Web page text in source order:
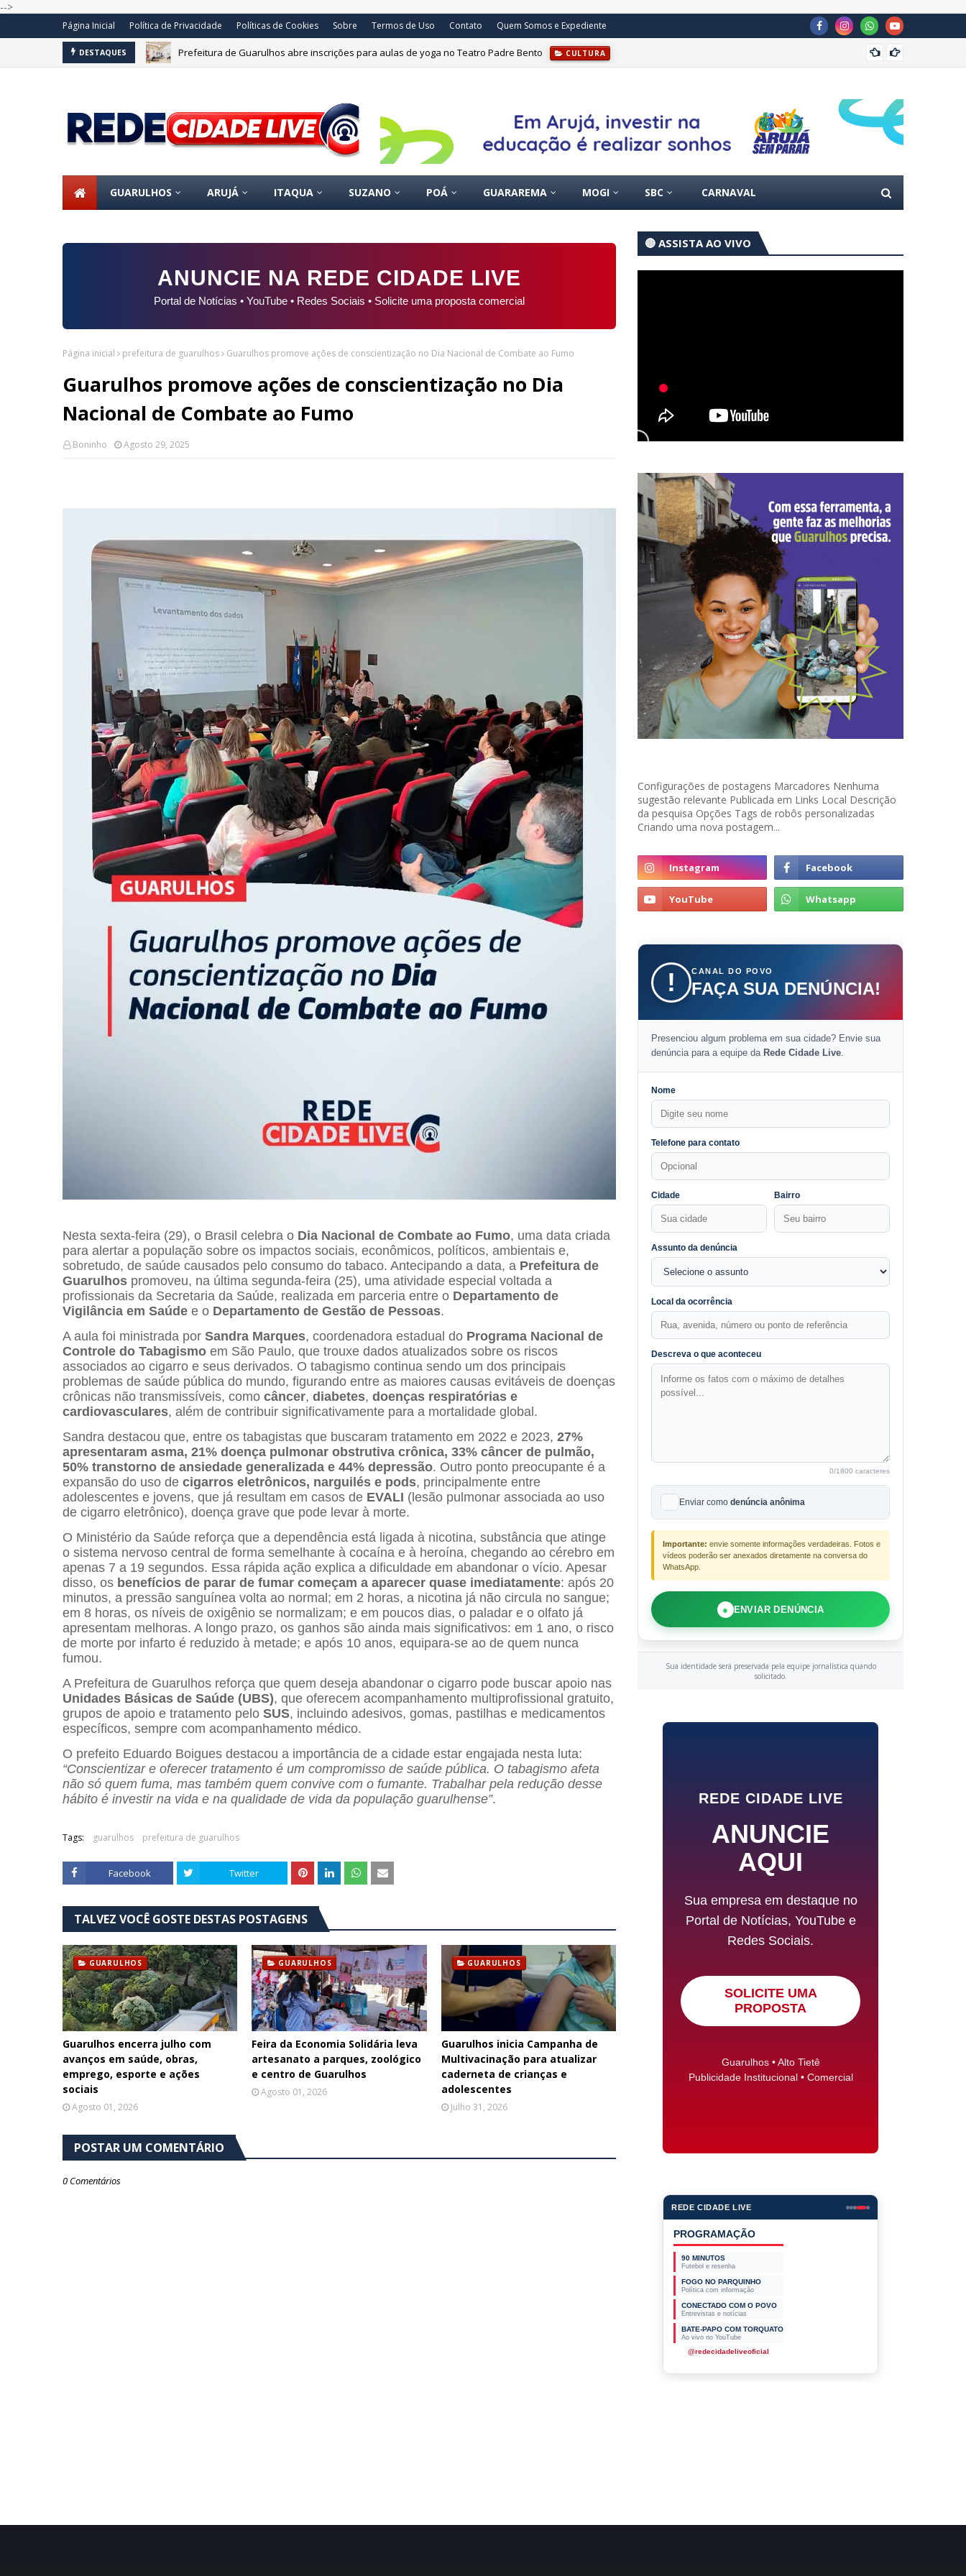
-->
Página Inicial Política de Privacidade Políticas de Cookies Sobre Termos de Uso Contato Quem Somos e Expediente
DESTAQUES Após 50 horas de operação, Itaquá conclui emergência em incêndio químico e inicia recuperação da área
GUARULHOS ARUJÁ ITAQUA SUZANO POÁ GUARAREMA MOGI SBC CARNAVAL
ANUNCIE NA REDE CIDADE LIVE
Portal de Notícias • YouTube • Redes Sociais • Solicite uma proposta comercial
Página inicial prefeitura de guarulhos Guarulhos promove ações de conscientização no Dia Nacional de Combate ao Fumo
Guarulhos promove ações de conscientização no Dia
Nacional de Combate ao Fumo
Boninho Agosto 29, 2025
Nesta sexta-feira (29), o Brasil celebra o Dia Nacional de Combate ao Fumo, uma data criada
para alertar a população sobre os impactos sociais, econômicos, políticos, ambientais e,
sobretudo, de saúde causados pelo consumo do tabaco. Antecipando a data, a Prefeitura de
Guarulhos promoveu, na última segunda-feira (25), uma atividade especial voltada a
profissionais da Secretaria da Saúde, realizada em parceria entre o Departamento de
Vigilância em Saúde e o Departamento de Gestão de Pessoas.
A aula foi ministrada por Sandra Marques, coordenadora estadual do Programa Nacional de
Controle do Tabagismo em São Paulo, que trouxe dados atualizados sobre os riscos
associados ao cigarro e seus derivados. O tabagismo continua sendo um dos principais
problemas de saúde pública do mundo, figurando entre as maiores causas evitáveis de doenças
crônicas não transmissíveis, como câncer, diabetes, doenças respiratórias e
cardiovasculares, além de contribuir significativamente para a mortalidade global.
Sandra destacou que, entre os tabagistas que buscaram tratamento em 2022 e 2023, 27%
apresentaram asma, 21% doença pulmonar obstrutiva crônica, 33% câncer de pulmão,
50% transtorno de ansiedade generalizada e 44% depressão. Outro ponto preocupante é a
expansão do uso de cigarros eletrônicos, narguilés e pods, principalmente entre
adolescentes e jovens, que já resultam em casos de EVALI (lesão pulmonar associada ao uso
de cigarro eletrônico), doença grave que pode levar à morte.
O Ministério da Saúde reforça que a dependência está ligada à nicotina, substância que atinge
o sistema nervoso central de forma semelhante à cocaína e à heroína, chegando ao cérebro em
apenas 7 a 19 segundos. Essa rápida ação explica a dificuldade em abandonar o vício. Apesar
disso, os benefícios de parar de fumar começam a aparecer quase imediatamente: após 20
minutos, a pressão sanguínea volta ao normal; em 2 horas, a nicotina já não circula no sangue;
em 8 horas, os níveis de oxigênio se normalizam; e em poucos dias, o paladar e o olfato já
apresentam melhoras. A longo prazo, os ganhos são ainda mais significativos: em 1 ano, o risco
de morte por infarto é reduzido à metade; e após 10 anos, equipara-se ao de quem nunca
fumou.
A Prefeitura de Guarulhos reforça que quem deseja abandonar o cigarro pode buscar apoio nas
Unidades Básicas de Saúde (UBS), que oferecem acompanhamento multiprofissional gratuito,
grupos de apoio e tratamento pelo SUS, incluindo adesivos, gomas, pastilhas e medicamentos
específicos, sempre com acompanhamento médico.
O prefeito Eduardo Boigues destacou a importância de a cidade estar engajada nesta luta:
“Conscientizar e oferecer tratamento é um compromisso de saúde pública. O tabagismo afeta
não só quem fuma, mas também quem convive com o fumante. Trabalhar pela redução desse
hábito é investir na vida e na qualidade de vida da população guarulhense”.
Tags: guarulhos prefeitura de guarulhos
Facebook Twitter
TALVEZ VOCÊ GOSTE DESTAS POSTAGENS
GUARULHOS
Guarulhos encerra julho com
avanços em saúde, obras,
emprego, esporte e ações
sociais
Agosto 01, 2026
GUARULHOS
Feira da Economia Solidária leva
artesanato a parques, zoológico
e centro de Guarulhos
Agosto 01, 2026
GUARULHOS
Guarulhos inicia Campanha de
Multivacinação para atualizar
caderneta de crianças e
adolescentes
Julho 31, 2026
POSTAR UM COMENTÁRIO
0 Comentários
🔴 ASSISTA AO VIVO
Configurações de postagens Marcadores Nenhuma
sugestão relevante Publicada em Links Local Descrição
da pesquisa Opções Tags de robôs personalizadas
Criando uma nova postagem...
! CANAL DO POVO
FAÇA SUA DENÚNCIA!
Presenciou algum problema em sua cidade? Envie sua
denúncia para a equipe da Rede Cidade Live.
Nome
Telefone para contato
Cidade Bairro
Assunto da denúncia
Local da ocorrência
Descreva o que aconteceu
0/1800 caracteres
Enviar como denúncia anônima
Importante: envie somente informações verdadeiras. Fotos e
vídeos poderão ser anexados diretamente na conversa do
WhatsApp.
● ENVIAR DENÚNCIA
Sua identidade será preservada pela equipe jornalística quando
solicitado.
REDE CIDADE LIVE
ANUNCIE
AQUI
Sua empresa em destaque no
Portal de Notícias, YouTube e
Redes Sociais.
SOLICITE UMA
PROPOSTA
Guarulhos • Alto Tietê
Publicidade Institucional • Comercial
REDE CIDADE LIVE
PROGRAMAÇÃO
90 MINUTOS
Futebol e resenha
FOGO NO PARQUINHO
Política com informação
CONECTADO COM O POVO
Entrevistas e notícias
BATE-PAPO COM TORQUATO
Ao vivo no YouTube
@redecidadeliveoficial